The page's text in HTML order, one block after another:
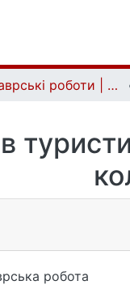
Бакалаврські роботи | Bachelor theses
робота